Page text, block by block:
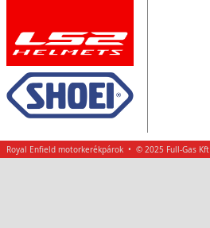
Royal Enfield motorkerékpárok • © 2025 Full-Gas Kft